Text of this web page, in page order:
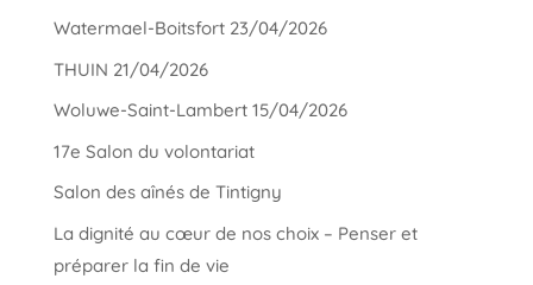
Watermael-Boitsfort 23/04/2026
THUIN 21/04/2026
Woluwe-Saint-Lambert 15/04/2026
17e Salon du volontariat
Salon des aînés de Tintigny
La dignité au cœur de nos choix – Penser et
préparer la fin de vie